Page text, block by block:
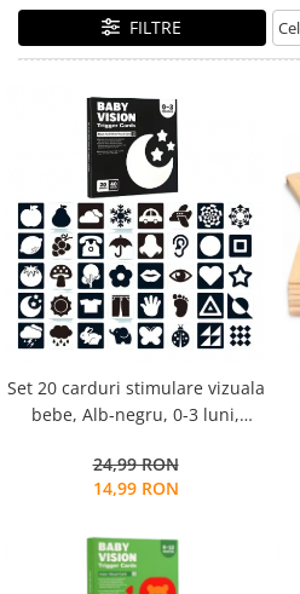
Jocuri de memorie si inteligenta
Editura Litera
Editura Galaxia Copiilor
Pisicile Războinice
Colectia Pia Papadia
Colectia Micul Paianjen Firicel
Atlase Enciclopedii
Marea carte
FILTRE
Set 20 carduri stimulare vizuala
bebe, Alb-negru, 0-3 luni,
24,99 RON
14,99 RON